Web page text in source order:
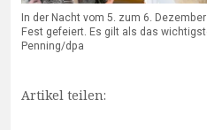
In der Nacht vom 5. zum 6.
Fest gefeiert. Es gilt als das
Penning/dpa
Artikel teilen: